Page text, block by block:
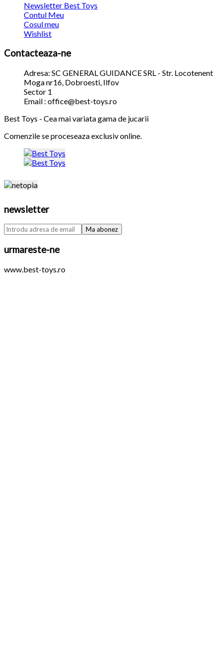
Newsletter Best Toys
Contul Meu
Cosul meu
Wishlist
Contacteaza-ne
Adresa: SC GENERAL GUIDANCE SRL - Str. Locotenent
Moga nr16, Dobroesti, Ilfov
Sector 1
Email : office@best-toys.ro
Best Toys - Cea mai variata gama de jucarii
Comenzile se proceseaza exclusiv online.
newsletter
urmareste-ne
www.best-toys.ro